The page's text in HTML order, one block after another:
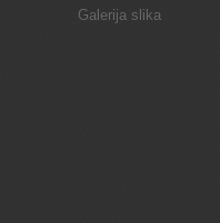
Galerija slika